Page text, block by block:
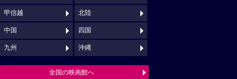
甲信越 北陸
中国 四国
九州 沖縄
全国の映画館へ